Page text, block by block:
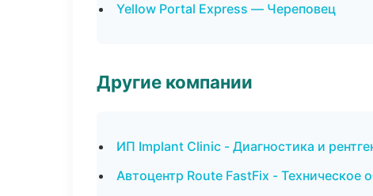
Yellow Portal Express — Череповец
Другие компании
ИП Implant Clinic - Диагностика и
Автоцентр Route FastFix - Техническое